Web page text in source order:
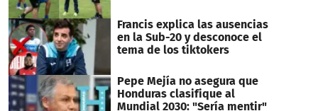
Francis explica las ausencias
en la Sub-20 y desconoce el
tema de los tiktokers
Pepe Mejía no asegura que
Honduras clasifique al
Mundial 2030: "Sería mentir"